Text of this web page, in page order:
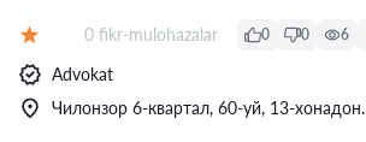
Fikrlar:
0 fikr-mulohazalar 0 0 6
Advokat
Чилонзор 6-квартал, 60-уй, 13-хонадон.